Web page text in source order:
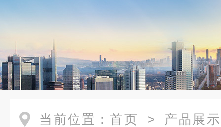
当前位置： 首页 > 产品展示